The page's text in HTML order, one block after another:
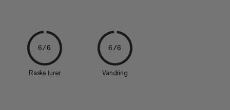
6/6
Raske turer
6/6
Vandring